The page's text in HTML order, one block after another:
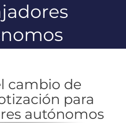
cambio de
para
autónomos